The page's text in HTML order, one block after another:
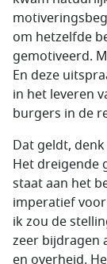
om hetzelfde
gemotiveerd.
En deze
in het leveren
burgers in de
Dat geldt,
Het dreigende
staat aan het
imperatief
ik zou de
zeer bijdragen
en overheid.